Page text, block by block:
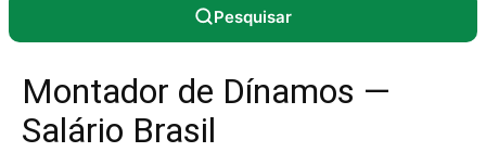
Pesquisar
Montador de Dínamos —
Salário Brasil